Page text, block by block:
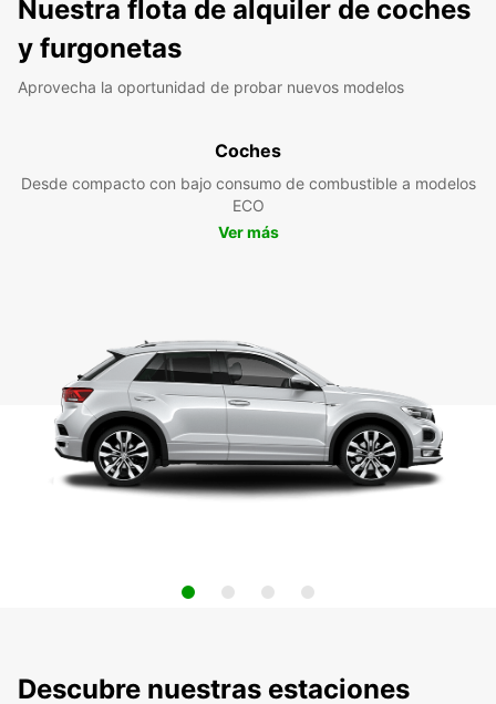
Nuestra flota de alquiler de coches
y furgonetas
Aprovecha la oportunidad de probar nuevos modelos
Coches
Desde compacto con bajo consumo de combustible a modelos
ECO
Ver más
Descubre nuestras estaciones